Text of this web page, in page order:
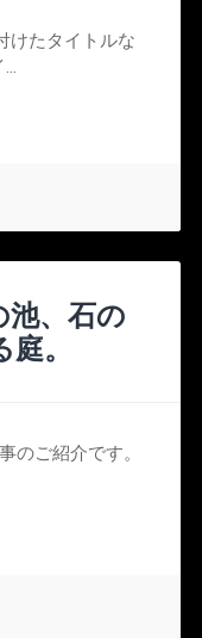
けたタイトルな
…
池、石の
。
のご紹介です。